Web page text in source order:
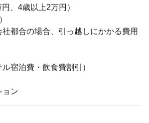
、4歳以上2万円）
都合の場合、引っ越しにかかる費用
宿泊費・飲食費割引）
ョン